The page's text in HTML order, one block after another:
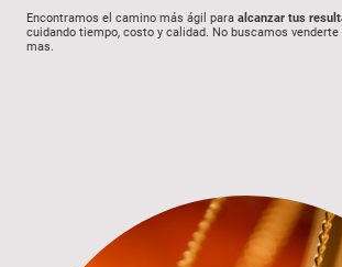
Encontramos el camino más ágil para alcanzar tus
cuidando tiempo, costo y calidad. No buscamos
mas.